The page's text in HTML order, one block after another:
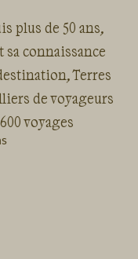
plus de 50 ans,
connaissance
Terres
de voyageurs
voyages